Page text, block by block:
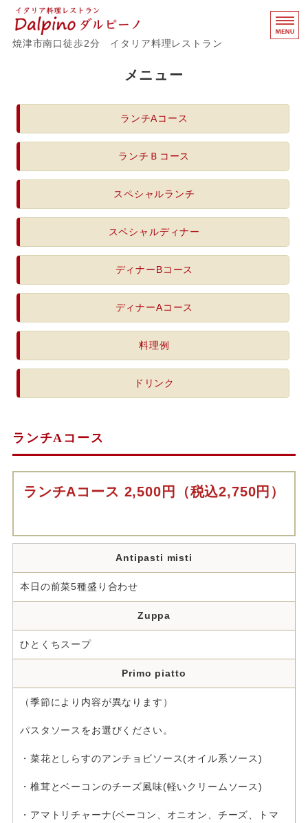
イタリア料理レスト
焼津市南口徒歩2分 イタリア料理レストラン
メニュー
お客様の声
メニュー
ランチAコース
ランチＢコース
スペシャルランチ
スペシャルディナー
ディナーBコース
ディナーAコース
料理例
ドリンク
ランチAコース
ランチAコース 2,500円（税込2,750円）
Antipasti misti
本日の前菜5種盛り合わせ
Zuppa
ひとくちスープ
Primo piatto
（季節により内容が異なります）
パスタソースをお選びください。
・菜花としらすのアンチョビソース(オイル系ソース)
・椎茸とベーコンのチーズ風味(軽いクリームソース)
・アマトリチャーナ(ベーコン、オニオン、チーズ、トマ